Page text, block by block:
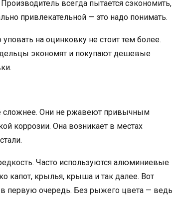
всегда пытается сэкономить,
привлекательной — это надо понимать.
на оцинковку не стоит тем более.
экономят и покупают дешевые
сложнее. Они не ржавеют привычным
коррозии. Она возникает в местах
Часто используются алюминиевые
капот, крылья, крыша и так далее. Вот
в первую очередь. Без рыжего цвета — ведь